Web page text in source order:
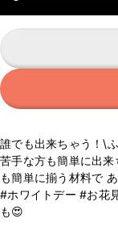
誰でも出来ちゃう！\
苦手な方も簡単に出
も簡単に揃う材料で
#ホワイトデー #お花
も😍